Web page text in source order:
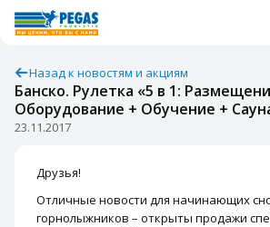
Назад к новостям и акциям
Банско. Рулетка «5 в 1:
Оборудование + Обучение +
23.11.2017
Друзья!
Отличные новости для начинающих
горнолыжников – открыты продажи